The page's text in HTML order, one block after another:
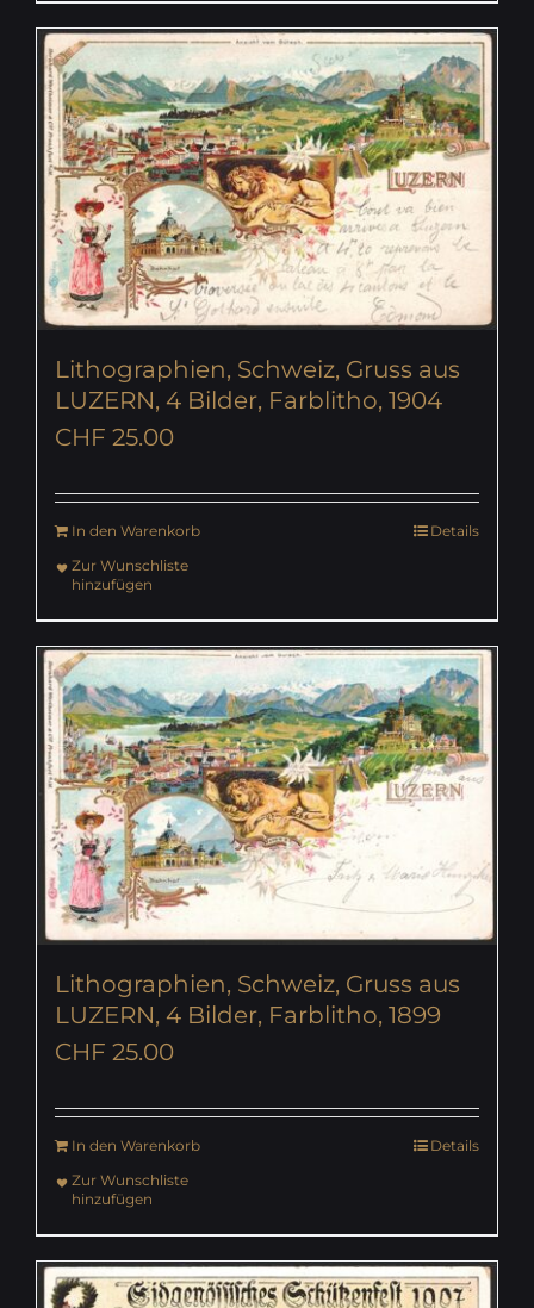
Lithographien, Schweiz, Gruss aus
LUZERN, 4 Bilder, Farblitho, 1904
CHF 25.00
In den Warenkorb
Details
Zur Wunschliste
hinzufügen
Lithographien, Schweiz, Gruss aus
LUZERN, 4 Bilder, Farblitho, 1899
CHF 25.00
In den Warenkorb
Details
Zur Wunschliste
hinzufügen